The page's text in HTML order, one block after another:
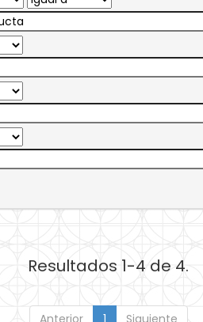
Resultados 1-4 de 4.
Anterior 1 Siguiente